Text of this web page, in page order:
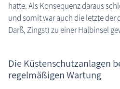
hatte. Als Konsequenz daraus
und somit war auch die letzte der
Darß, Zingst) zu einer Halbinsel
Die Küstenschutzanlagen
regelmäßigen Wartung